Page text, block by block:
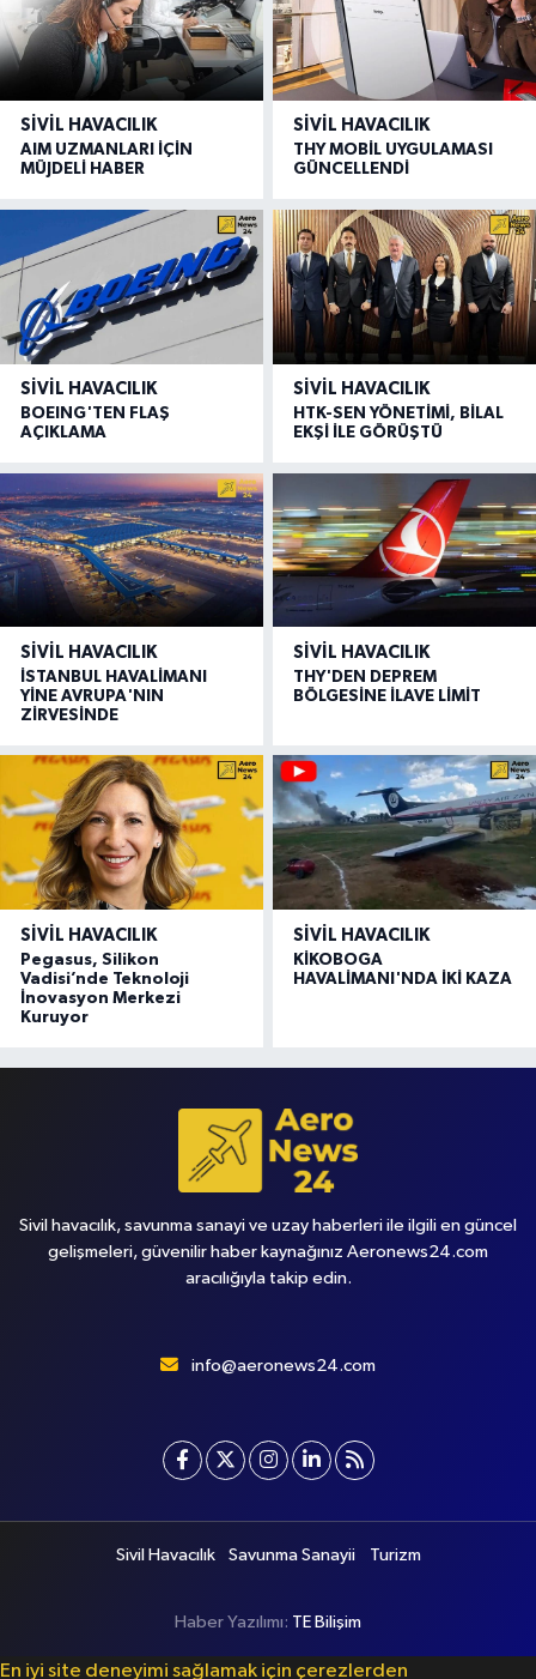
SIVIL HAVACILIK
AIM UZMANLARI İÇİN
MÜJDELİ HABER
SIVIL HAVACILIK
THY MOBİL UYGULAMASI
GÜNCELLENDİ
SIVIL HAVACILIK
BOEING'TEN FLAŞ
AÇIKLAMA
SIVIL HAVACILIK
HTK-SEN YÖNETİMİ, BİLAL
EKŞİ İLE GÖRÜŞTÜ
SIVIL HAVACILIK
İSTANBUL HAVALİMANI
YİNE AVRUPA'NIN
ZİRVESİNDE
SIVIL HAVACILIK
THY'DEN DEPREM
BÖLGESİNE İLAVE LİMİT
SIVIL HAVACILIK
Pegasus, Silikon
Vadisi’nde Teknoloji
İnovasyon Merkezi
Kuruyor
SIVIL HAVACILIK
KİKOBOGA
HAVALİMANI'NDA İKİ KAZA
Sivil havacılık, savunma sanayi ve uzay haberleri ile ilgili en güncel
gelişmeleri, güvenilir haber kaynağınız Aeronews24.com
aracılığıyla takip edin.
info@aeronews24.com
Sivil Havacılık Savunma Sanayii Turizm
Haber Yazılımı: TE Bilişim
En iyi site deneyimi sağlamak için çerezlerden